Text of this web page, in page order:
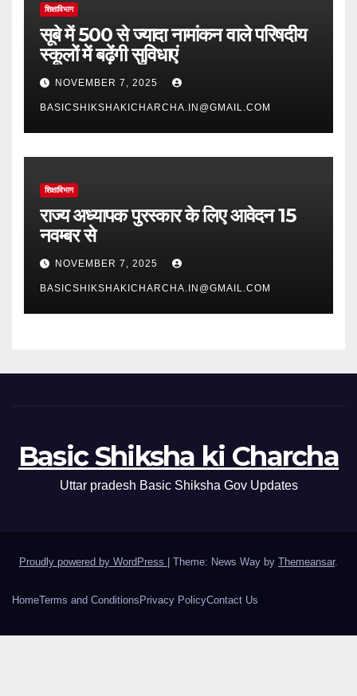
शिक्षाविभाग
सूबे में 500 से ज्यादा नामांकन वाले परिषदीय
स्कूलों में बढ़ेंगी सुविधाएं
NOVEMBER 7, 2025
BASICSHIKSHAKICHARCHA.IN@GMAIL.COM
शिक्षाविभाग
राज्य अध्यापक पुरस्कार के लिए आवेदन 15
नवम्बर से
NOVEMBER 7, 2025
BASICSHIKSHAKICHARCHA.IN@GMAIL.COM
Basic Shiksha ki Charcha
Uttar pradesh Basic Shiksha Gov Updates
Proudly powered by WordPress | Theme: News Way by Themeansar.
HomeTerms and Conditions Privacy PolicyContact Us